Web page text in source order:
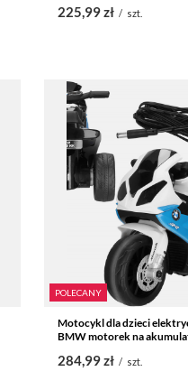
225,99 zł / szt.
POLECANY
Motocykl dla dzieci
BMW motorek na
284,99 zł / szt.